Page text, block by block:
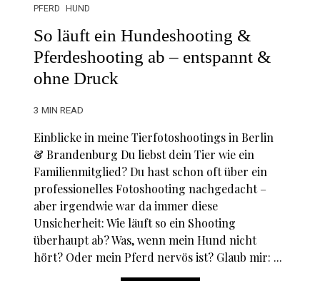
PFERD HUND
So läuft ein Hundeshooting &
Pferdeshooting ab – entspannt &
ohne Druck
3 MIN READ
Einblicke in meine Tierfotoshootings in Berlin
& Brandenburg Du liebst dein Tier wie ein
Familienmitglied? Du hast schon oft über ein
professionelles Fotoshooting nachgedacht –
aber irgendwie war da immer diese
Unsicherheit: Wie läuft so ein Shooting
überhaupt ab? Was, wenn mein Hund nicht
hört? Oder mein Pferd nervös ist? Glaub mir: ...